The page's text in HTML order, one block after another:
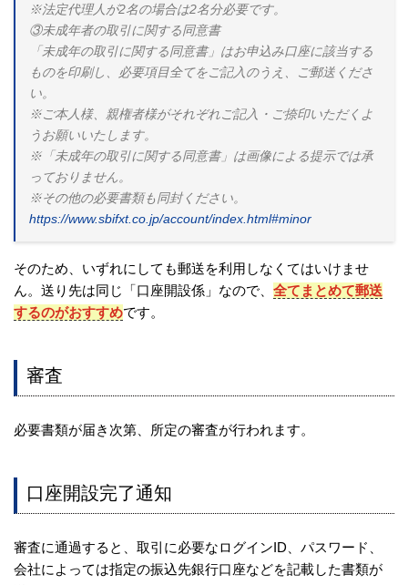
※法定代理人が2名の場合は2名分必要です。
③未成年者の取引に関する同意書
「未成年の取引に関する同意書」はお申込み口座に該当する
ものを印刷し、必要項目全てをご記入のうえ、ご郵送くださ
い。
※ご本人様、親権者様がそれぞれご記入・ご捺印いただくよ
うお願いいたします。
※「未成年の取引に関する同意書」は画像による提示では承
っておりません。
※その他の必要書類も同封ください。
https://www.sbifxt.co.jp/account/index.html#minor
そのため、いずれにしても郵送を利用しなくてはいけませ
ん。送り先は同じ「口座開設係」なので、 全てまとめて郵送
するのがおすすめです。
審査
必要書類が届き次第、所定の審査が行われます。
口座開設完了通知
審査に通過すると、取引に必要なログインID、パスワード、
会社によっては指定の振込先銀行口座などを記載した書類が